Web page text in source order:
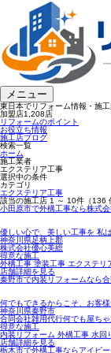
メニュー
東日本でリフォーム情報・施
加盟店1,208店
リフォームのポイント
お役立ち情報
施工店ブログ
検索一覧
ホーム
施工業者
エクステリア工事
選択中の条件
カテゴリ
エクステリア工事
該当の施工店 1 ～ 10件（136
小田原市で外構工事なら株式
優しい心で、美しい工事を 私
神奈川県足柄上郡
株式会社優心美総
得意な施工
外構工事 塗装工事 エクステリ
店舗詳細を見る
秦野市で内装リフォームなら
何でもできるからこそ、お客
神奈川県秦野市
合同会社雑用代行何でも屋ちゃ
得意な施工
内装リフォーム 外構工事 水回
店舗詳細を見る
栃木市で外構工事ならアイビ